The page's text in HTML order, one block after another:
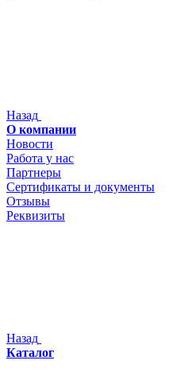
Назад
О компании
Новости
Работа у нас
Партнеры
Сертификаты и документы
Отзывы
Реквизиты
Назад
Каталог